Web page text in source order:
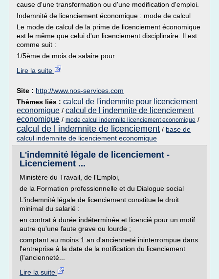
cause d'une transformation ou d'une modification d'emploi.
Indemnité de licenciement économique : mode de calcul
Le mode de calcul de la prime de licenciement économique
est le même que celui d'un licenciement disciplinaire. Il est
comme suit :
1/5ème de mois de salaire pour...
Lire la suite
Site : http://www.nos-services.com
Thèmes liés : calcul de l'indemnite pour licenciement
economique / calcul de l indemnite de licenciement
economique / mode calcul indemnite licenciement economique /
calcul de l indemnite de licenciement / base de
calcul indemnite de licenciement economique
L'indemnité légale de licenciement -
Licenciement ...
Ministère du Travail, de l'Emploi,
de la Formation professionnelle et du Dialogue social
L'indemnité légale de licenciement constitue le droit
minimal du salarié :
en contrat à durée indéterminée et licencié pour un motif
autre qu'une faute grave ou lourde ;
comptant au moins 1 an d'ancienneté ininterrompue dans
l'entreprise à la date de la notification du licenciement
(l'ancienneté...
Lire la suite